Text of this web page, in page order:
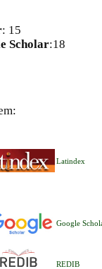
: 15
Scholar:18
Latindex
Google
REDIB